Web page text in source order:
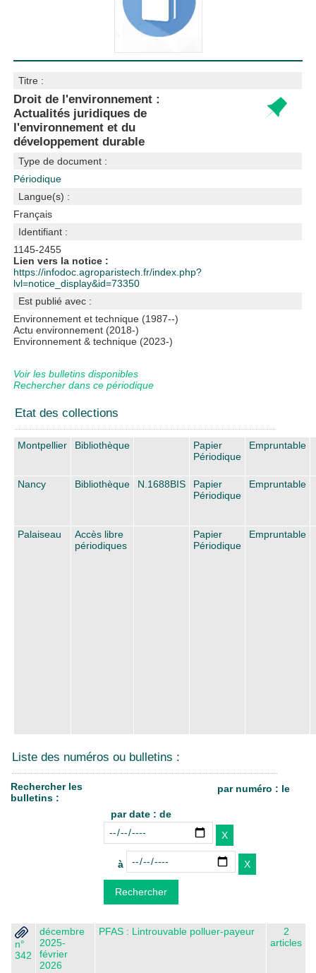
Titre :
Droit de l'environnement :
Actualités juridiques de
l'environnement et du
développement durable
Type de document :
Périodique
Langue(s) :
Français
Identifiant :
1145-2455
Lien vers la notice :
https://infodoc.agroparistech.fr/index.php?
lvl=notice_display&id=73350
Est publié avec :
Environnement et technique (1987--)
Actu environnement (2018-)
Environnement & technique (2023-)
Voir les bulletins disponibles
Rechercher dans ce périodique
Etat des collections
Montpellier Bibliothèque
Papier
Périodique
Empruntable
Nancy Bibliothèque N.1688BIS
Papier
Périodique
Empruntable
Palaiseau
Accès libre
périodiques
Papier
Périodique
Empruntable
Liste des numéros ou bulletins :
Rechercher les
bulletins :
par numéro : le
par date : de
à
n°
342
décembre
2025-
février
2026
PFAS : Lintrouvable polluer-payeur
2
articles